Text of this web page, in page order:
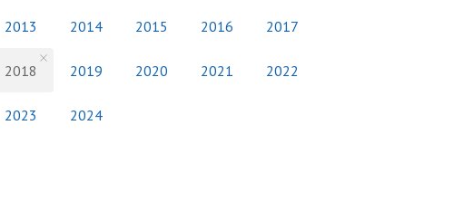
2013 2014 2015 2016 2017
2018 2019 2020 2021 2022
2023 2024